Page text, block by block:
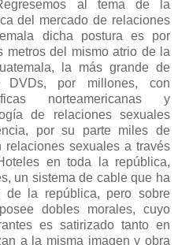
al tema de la
del mercado de relaciones
dicha postura es por
metros del mismo atrio de la
la más grande de
DVDs, por millones, con
norteamericanas y
de relaciones sexuales
por su parte miles de
relaciones sexuales a través
en toda la república,
un sistema de cable que ha
de la república, pero sobre
dobles morales, cuyo
es satirizado tanto en
a la misma imagen y obra